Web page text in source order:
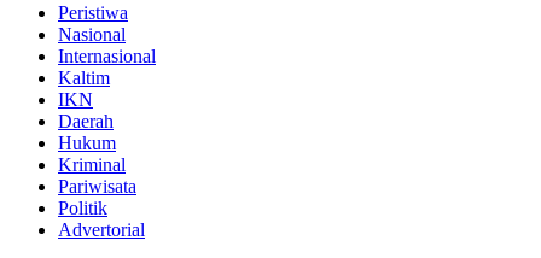
Peristiwa
Nasional
Internasional
Kaltim
IKN
Daerah
Hukum
Kriminal
Pariwisata
Politik
Advertorial